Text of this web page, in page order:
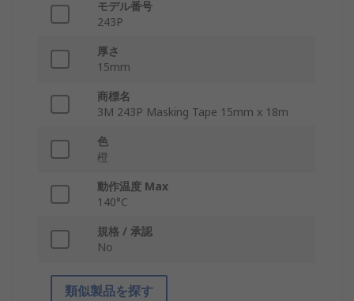
モデル番号
243P
厚さ
15mm
商標名
3M 243P Masking Tape 15mm x 18m
色
橙
動作温度 Max
140°C
規格 / 承認
No
類似製品を探す